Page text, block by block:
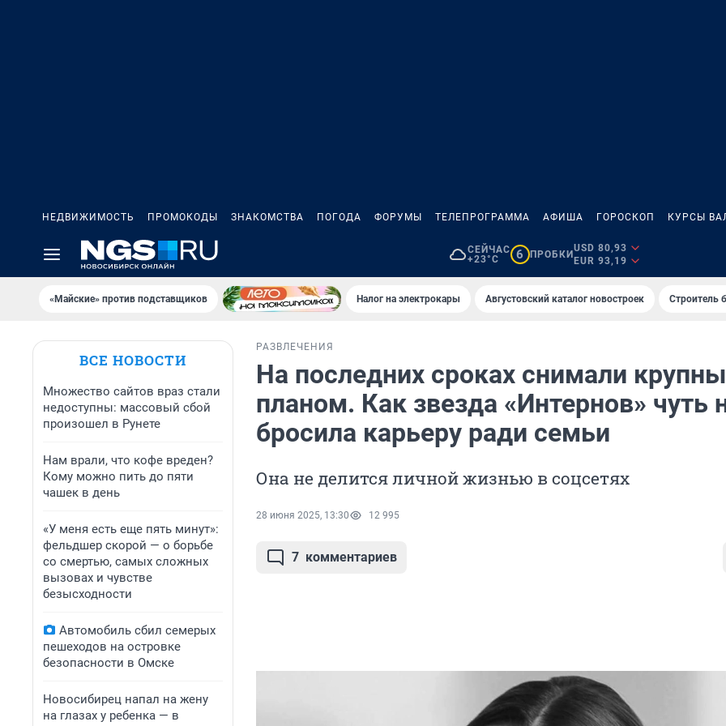
НЕДВИЖИМОСТЬ ПРОМОКОДЫ ЗНАКОМСТВА ПОГОДА ФОРУМЫ ТЕЛЕПРОГРАММА АФИША ГОРОСКОП КУРСЫ
СЕЙЧАС
+23°C
6 ПРОБКИ
USD 80,93
EUR 93,19
«Майские» против подставщиков Налог на электрокары Августовский каталог новостроек Строитель
ВСЕ НОВОСТИ
Множество сайтов враз стали
недоступны: массовый сбой
произошел в Рунете
Нам врали, что кофе вреден?
Кому можно пить до пяти
чашек в день
«У меня есть еще пять минут»:
фельдшер скорой — о борьбе
со смертью, самых сложных
вызовах и чувстве
безысходности
Автомобиль сбил семерых
пешеходов на островке
безопасности в Омске
Новосибирец напал на жену
на глазах у ребенка — в
РАЗВЛЕЧЕНИЯ
На последних сроках снимали
планом. Как звезда «Интернов» чуть
бросила карьеру ради семьи
Она не делится личной жизнью в соцсетях
28 июня 2025, 13:30 12 995
7 комментариев